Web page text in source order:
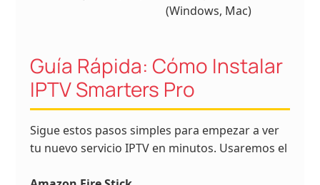
(Windows, Mac)
Guía Rápida: Cómo Instalar
IPTV Smarters Pro
Sigue estos pasos simples para empezar a ver
tu nuevo servicio IPTV en minutos. Usaremos el